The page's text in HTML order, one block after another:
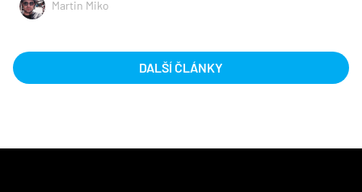
Martin Miko
DALŠÍ ČLÁNKY